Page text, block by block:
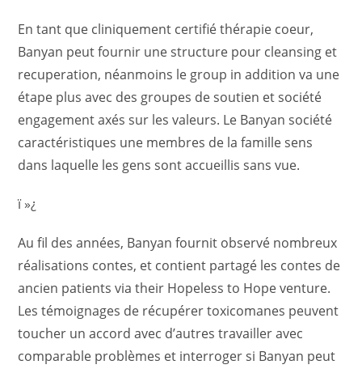
En tant que cliniquement certifié thérapie coeur,
Banyan peut fournir une structure pour cleansing et
recuperation, néanmoins le group in addition va une
étape plus avec des groupes de soutien et société
engagement axés sur les valeurs. Le Banyan société
caractéristiques une membres de la famille sens
dans laquelle les gens sont accueillis sans vue.
ï »¿
Au fil des années, Banyan fournit observé nombreux
réalisations contes, et contient partagé les contes de
ancien patients via their Hopeless to Hope venture.
Les témoignages de récupérer toxicomanes peuvent
toucher un accord avec d’autres travailler avec
comparable problèmes et interroger si Banyan peut